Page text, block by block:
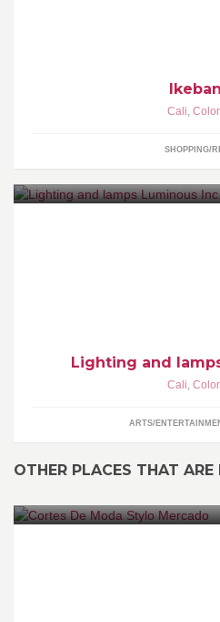
Cali,
SHOPPING/
Lighting and
Cali,
ARTS/
OTHER PLACES THAT